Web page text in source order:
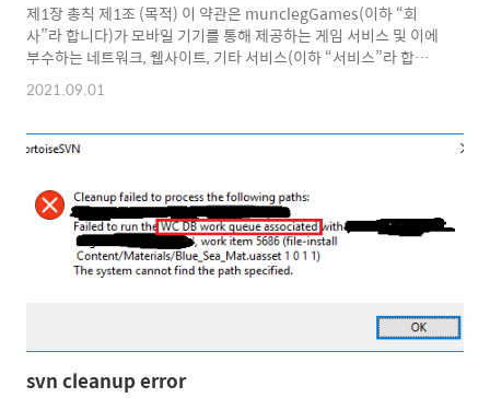
제1장 총칙 제1조 (목적) 이 약관은 munclegGames(이하 “회
사”라 합니다)가 모바일 기기를 통해 제공하는 게임 서비스 및 이에
부수하는 네트워크, 웹사이트, 기타 서비스(이하 “서비스”라 합니
다)의 이용에 대한 회사와 서비스 이용자의 권리ㆍ의무 및 책임사
항, 기타 필요한 사항을 규정함을 목적으로 합니다. 제2조 (용어의
“회사”라 함은 모바일 기기를 통하여 서비스를 제공하는 사업자를
회사가 제공하는 서비스를 이용하는 자를 의미합니다. 3. “임시회
원”이란 일부 정보만 제공하고 회사가 제공하는 서비스의 일부만
이용하는 자를 의미합니다. 4. “모바일 기기”란..
2021.09.01
svn cleanup error